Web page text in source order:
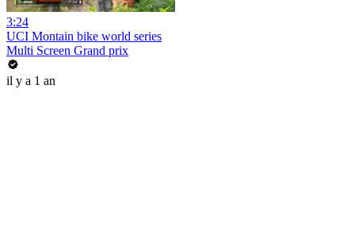
3:24
UCI Montain bike world series
Multi Screen Grand prix
il y a 1 an